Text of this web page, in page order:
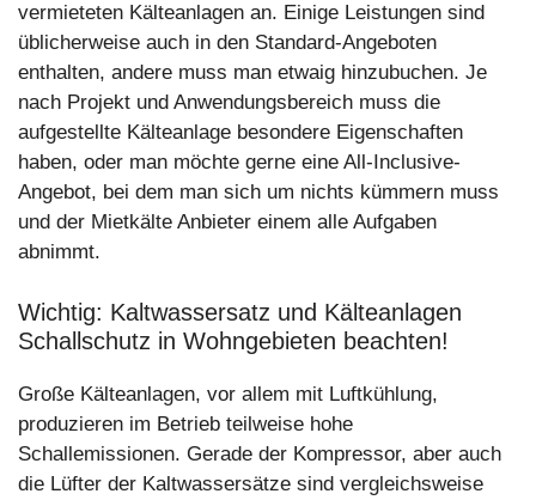
vermieteten Kälteanlagen an. Einige Leistungen sind
üblicherweise auch in den Standard-Angeboten
enthalten, andere muss man etwaig hinzubuchen. Je
nach Projekt und Anwendungsbereich muss die
aufgestellte Kälteanlage besondere Eigenschaften
haben, oder man möchte gerne eine All-Inclusive-
Angebot, bei dem man sich um nichts kümmern muss
und der Mietkälte Anbieter einem alle Aufgaben
abnimmt.
Wichtig: Kaltwassersatz und Kälteanlagen
Schallschutz in Wohngebieten beachten!
Große Kälteanlagen, vor allem mit Luftkühlung,
produzieren im Betrieb teilweise hohe
Schallemissionen. Gerade der Kompressor, aber auch
die Lüfter der Kaltwassersätze sind vergleichsweise